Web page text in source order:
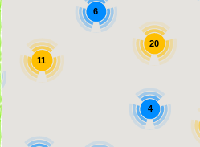
20
11
4
6